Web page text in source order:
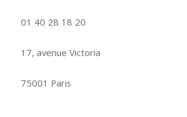
01 40 28 18 20
17, avenue Victoria
75001 Paris